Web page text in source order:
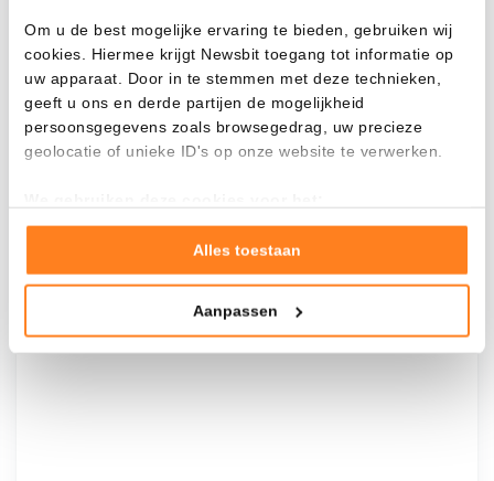
Om u de best mogelijke ervaring te bieden, gebruiken wij
cookies. Hiermee krijgt Newsbit toegang tot informatie op
uw apparaat. Door in te stemmen met deze technieken,
geeft u ons en derde partijen de mogelijkheid
persoonsgegevens zoals browsegedrag, uw precieze
geolocatie of unieke ID's op onze website te verwerken.
Goed laten functioneren van deze website
Verzamelen van gebruiksstatistieken
Tonen en meten van relevante advertenties
Klik hieronder om ons toestemming te geven om deze
Alles toestaan
Aanpassen
Desde
$
$2.508,00